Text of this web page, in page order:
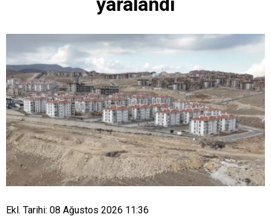
Ekl. Tarihi: 08 Ağustos 2026 11:36